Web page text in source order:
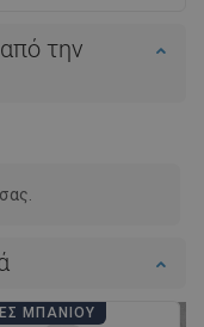
την
ΜΠΆΝΙΟΥ